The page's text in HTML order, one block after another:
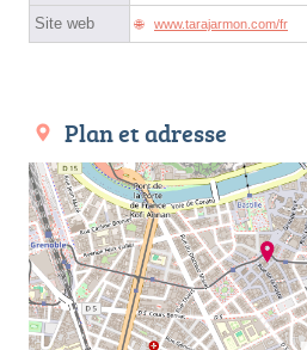
Site web www.tarajarmon.com/fr
Plan et adresse